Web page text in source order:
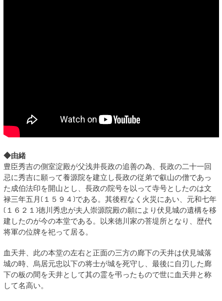
◆由緒
豊臣秀吉の側室淀殿が父浅井長政の追善の為、長政の二十一回
忌に秀吉に願って養源院を建立し長政の従弟で叡山の僧であっ
た成伯法印を開山とし、長政の院号を以って寺号としたのは文
禄三年五月(１５９４)である。其後程なく火災にあい、元和七年
(１６２１)徳川秀忠が夫人崇源院殿の願により伏見城の遺構を移
建したのが今の本堂である。以来徳川家の菩堤所となり、歴代
将軍の位牌を祀って居る。
血天井、此の本堂の左右と正面の三方の廊下の天井は伏見城落
城の時、烏居元忠以下の将士が城を死守し、最後に自刃した廊
下の板の間を天井として其の霊を弔ったもので世に血天井と称
して名高い。